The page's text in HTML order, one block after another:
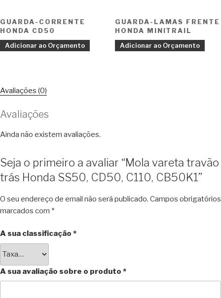
GUARDA-CORRENTE
HONDA CD50
Adicionar ao Orçamento
GUARDA-LAMAS FRENTE
HONDA MINITRAIL
Adicionar ao Orçamento
Avaliações (0)
Avaliações
Ainda não existem avaliações.
Seja o primeiro a avaliar “Mola vareta travão
trás Honda SS50, CD50, C110, CB50K1”
O seu endereço de email não será publicado. Campos obrigatórios
marcados com *
A sua classificação *
A sua avaliação sobre o produto *